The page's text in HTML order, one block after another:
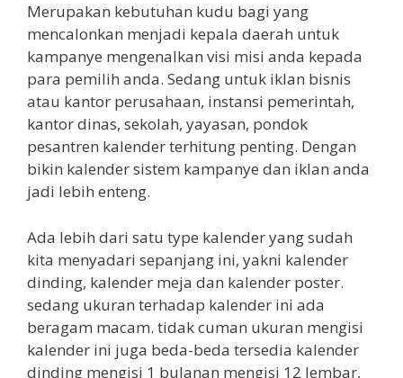
Merupakan kebutuhan kudu bagi yang
mencalonkan menjadi kepala daerah untuk
kampanye mengenalkan visi misi anda kepada
para pemilih anda. Sedang untuk iklan bisnis
atau kantor perusahaan, instansi pemerintah,
kantor dinas, sekolah, yayasan, pondok
pesantren kalender terhitung penting. Dengan
bikin kalender sistem kampanye dan iklan anda
jadi lebih enteng.
Ada lebih dari satu type kalender yang sudah
kita menyadari sepanjang ini, yakni kalender
dinding, kalender meja dan kalender poster.
sedang ukuran terhadap kalender ini ada
beragam macam. tidak cuman ukuran mengisi
kalender ini juga beda-beda tersedia kalender
dinding mengisi 1 bulanan mengisi 12 lembar,